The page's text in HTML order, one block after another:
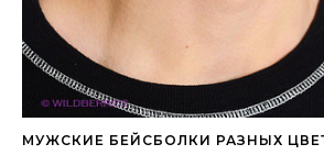
МУЖСКИЕ БЕЙСБОЛКИ РАЗНЫХ